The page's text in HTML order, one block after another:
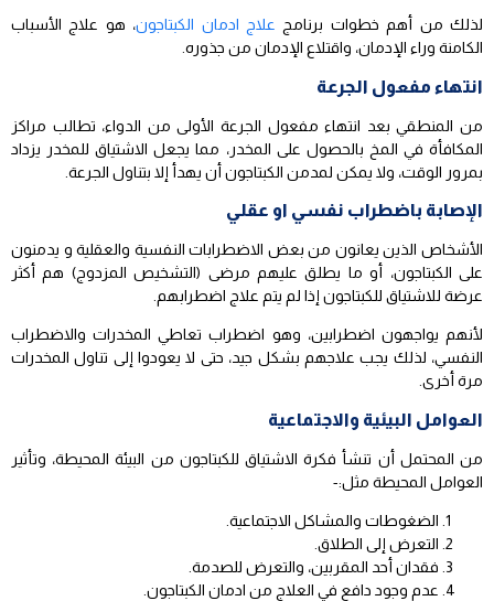
لذلك من أهم خطوات برنامج علاج ادمان الكبتاجون، هو علاج الأسباب
الكامنة وراء الإدمان، واقتلاع الإدمان من جذوره.
انتهاء مفعول الجرعة
من المنطقي بعد انتهاء مفعول الجرعة الأولى من الدواء، تطالب مراكز
المكافأة في المخ بالحصول على المخدر، مما يجعل الاشتياق للمخدر يزداد
بمرور الوقت، ولا يمكن لمدمن الكبتاجون أن يهدأ إلا بتناول الجرعة.
الإصابة باضطراب نفسي او عقلي
الأشخاص الذين يعانون من بعض الاضطرابات النفسية والعقلية و يدمنون
على الكبتاجون، أو ما يطلق عليهم مرضى (التشخيص المزدوج) هم أكثر
عرضة للاشتياق للكبتاجون إذا لم يتم علاج اضطرابهم.
لأنهم يواجهون اضطرابين، وهو اضطراب تعاطي المخدرات والاضطراب
النفسي، لذلك يجب علاجهم بشكل جيد، حتى لا يعودوا إلى تناول المخدرات
مرة أخرى.
العوامل البيئية والاجتماعية
من المحتمل أن تنشأ فكرة الاشتياق للكبتاجون من البيئة المحيطة، وتأثير
العوامل المحيطة مثل:-
الضغوطات والمشاكل الاجتماعية.
التعرض إلى الطلاق.
فقدان أحد المقربين، والتعرض للصدمة.
عدم وجود دافع في العلاج من ادمان الكبتاجون.